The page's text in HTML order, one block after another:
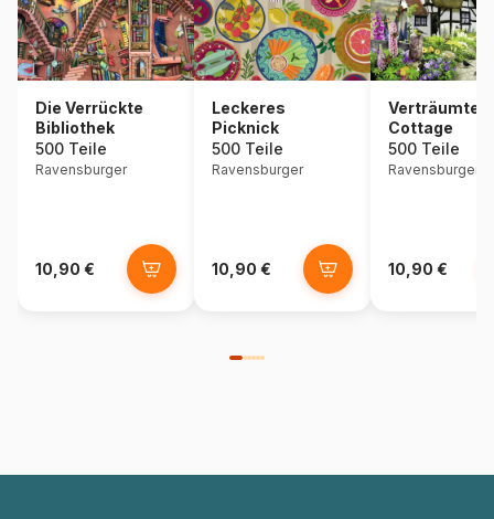
Die Verrückte
Bibliothek
500 Teile
Ravensburger
10,90 €
Leckeres
Picknick
500 Teile
Ravensburger
10,90 €
Verträumtes
Cottage
500 Teile
Ravensburger
10,90 €